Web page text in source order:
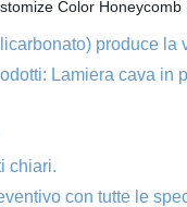
produce la
Lamiera cava
chiari.
con tutte le